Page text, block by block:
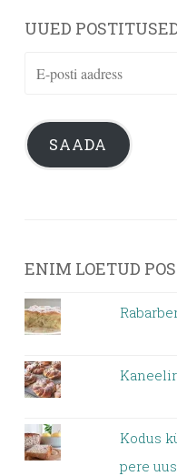
UUED
E-
aadress
SAADA
ENIM LOETUD
Kodus
pere